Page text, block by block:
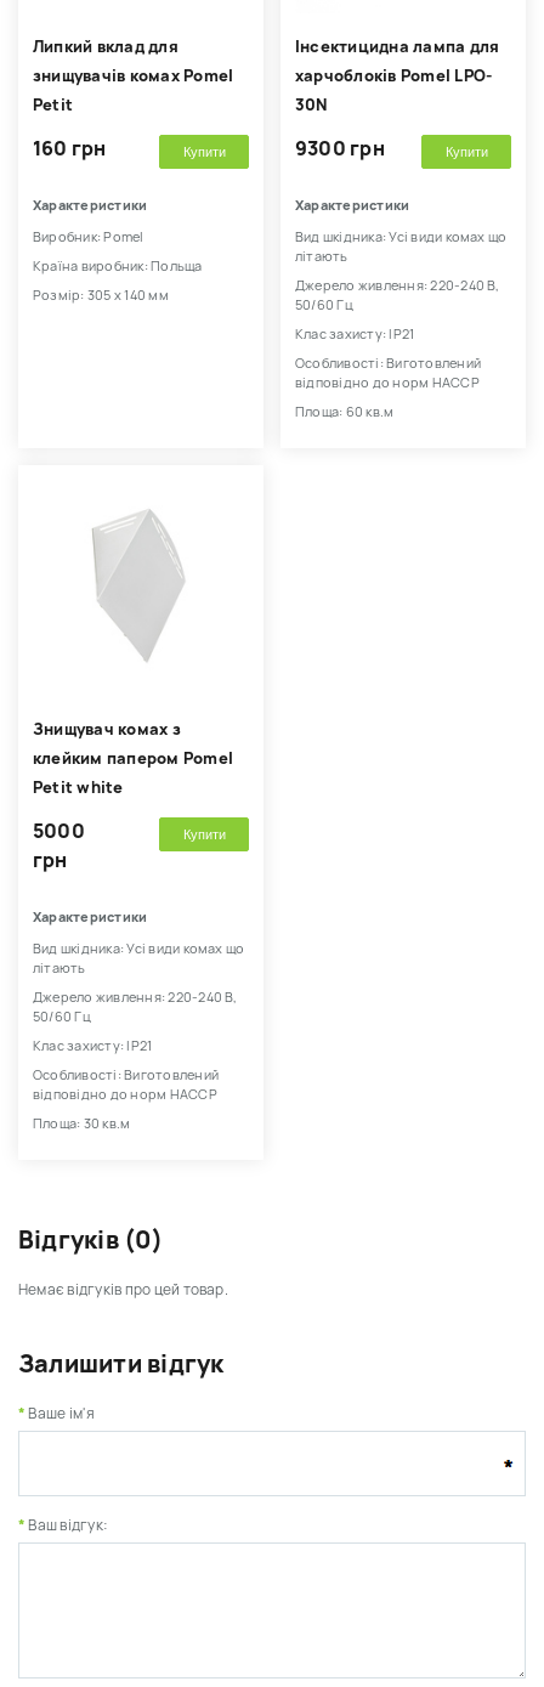
Липкий вклад для
знищувачів комах Pomel
Petit
160 грн Купити
Характеристики
Виробник: Pomel
Країна виробник: Польща
Розмір: 305 х 140 мм
Інсектицидна лампа для
харчоблоків Pomel LPO-
30N
9300 грн Купити
Характеристики
Вид шкідника: Усі види комах що
літають
Джерело живлення: 220-240 В,
50/60 Гц
Клас захисту: IP21
Особливості: Виготовлений
відповідно до норм HACCP
Площа: 60 кв.м
Знищувач комах з
клейким папером Pomel
Petit white
5000
грн
Купити
Характеристики
Вид шкідника: Усі види комах що
літають
Джерело живлення: 220-240 В,
50/60 Гц
Клас захисту: IP21
Особливості: Виготовлений
відповідно до норм HACCP
Площа: 30 кв.м
Відгуків (0)
Немає відгуків про цей товар.
Залишити відгук
Ваше ім'я
Ваш відгук: